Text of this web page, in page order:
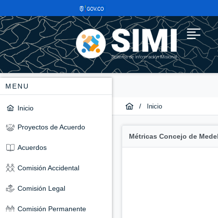
MENU
Inicio
Proyectos de Acuerdo
Acuerdos
Comisión Accidental
Comisión Legal
Comisión Permanente
/ Inicio
Métricas Concejo de